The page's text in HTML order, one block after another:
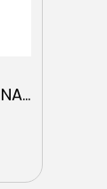
Schneider 220V AC 11kW 1NA+1NK Kontaktör